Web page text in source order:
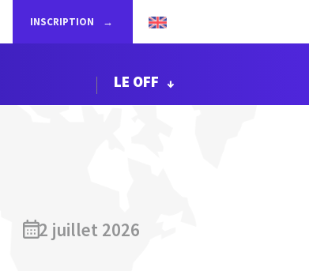
INSCRIPTION
LE OFF
2 juillet 2026